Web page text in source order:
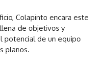
Colapinto encara este
de objetivos y
potencial de un equipo
planos.